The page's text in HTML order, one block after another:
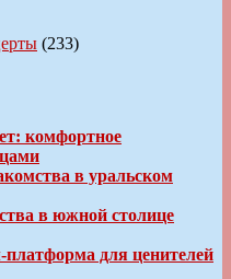
(233)
комфортное
в уральском
в южной столице
для ценителей